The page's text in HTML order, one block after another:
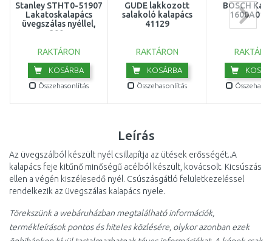
Stanley STHT0-51907
Lakatoskalapács
üvegszálas nyéllel,
300g
RAKTÁRON
KOSÁRBA
Összehasonlítás
GÜDE lakkozott
salakoló kalapács
41129
RAKTÁRON
KOSÁRBA
Összehasonlítás
BOSCH
Leírás
Az üvegszálból készült nyél csillapítja az ütések erősségét..A
kalapács feje kitűnő minőségű acélból készült, kovácsolt. Kicsúszás
ellen a végén kiszélesedő nyél. Csúszásgátló felületkezeléssel
rendelkezik az üvegszálas kalapács nyele.
Törekszünk a webáruházban megtalálható információk,
termékleírások pontos és hiteles közlésére, olykor azonban ezek